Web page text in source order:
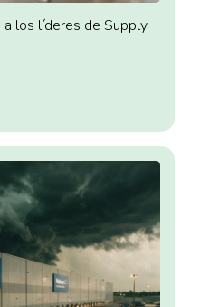
los líderes de Supply